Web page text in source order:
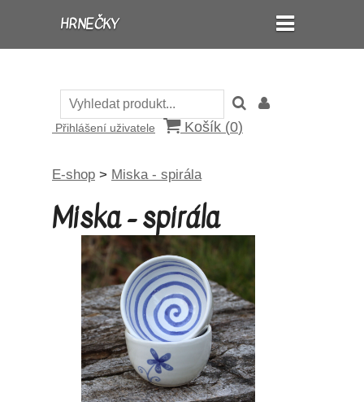
HRNEČKY
Přihlášení uživatele Košík (0)
E-shop > Miska - spirála
Miska - spirála